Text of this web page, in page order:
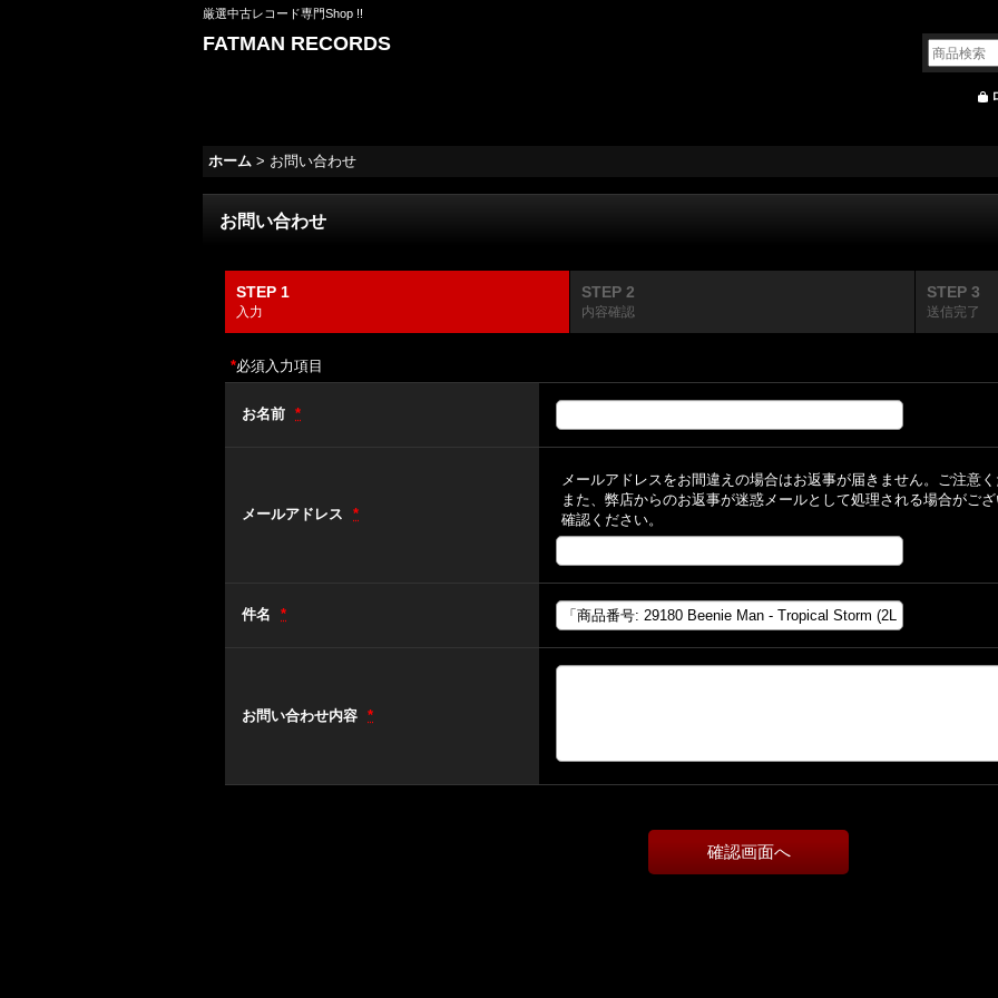
厳選中古レコード専門Shop !!
FATMAN RECORDS
ホーム > お問い合わせ
お問い合わせ
STEP 1
入力
STEP 2
内容確認
STEP 3
送信完了
*必須入力項目
お名前 *
メールアドレス *
メールアドレスをお間違えの場合はお返事が届きません。ご注意く
また、弊店からのお返事が迷惑メールとして処理される場合がご
確認ください。
件名 *
お問い合わせ内容 *